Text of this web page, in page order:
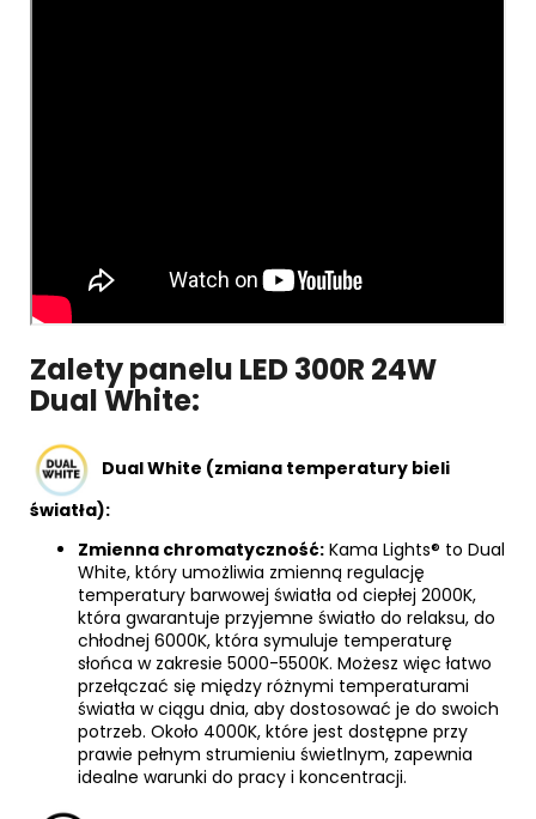
Zalety panelu LED 300R 24W
Dual White:
Dual White (zmiana temperatury bieli
światła):
Zmienna chromatyczność: Kama Lights® to Dual
White, który umożliwia zmienną regulację
temperatury barwowej światła od ciepłej 2000K,
która gwarantuje przyjemne światło do relaksu, do
chłodnej 6000K, która symuluje temperaturę
słońca w zakresie 5000-5500K. Możesz więc łatwo
przełączać się między różnymi temperaturami
światła w ciągu dnia, aby dostosować je do swoich
potrzeb. Około 4000K, które jest dostępne przy
prawie pełnym strumieniu świetlnym, zapewnia
idealne warunki do pracy i koncentracji.